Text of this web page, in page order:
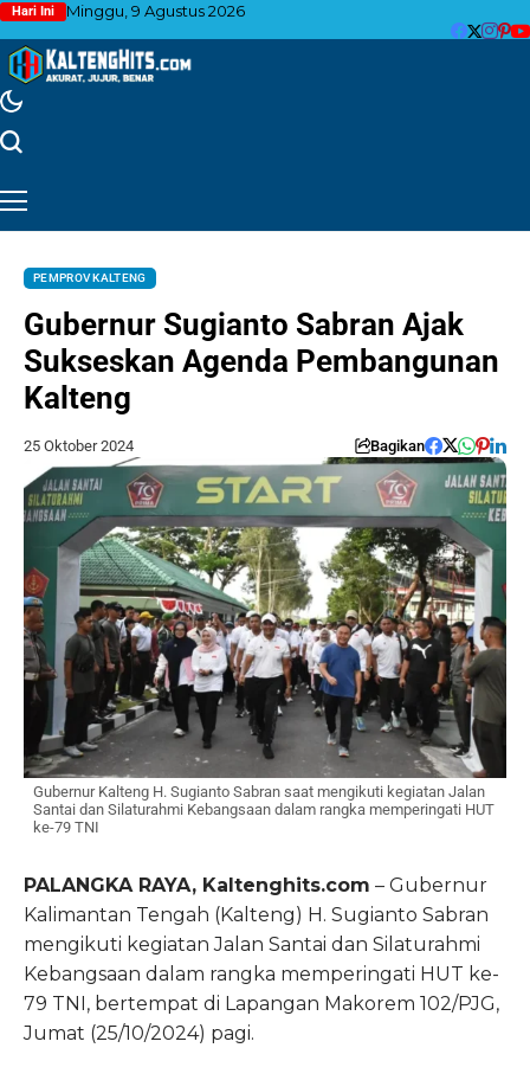
Hari Ini Minggu, 9 Agustus 2026
PEMPROV KALTENG
Gubernur Sugianto Sabran Ajak
Sukseskan Agenda Pembangunan
Kalteng
25 Oktober 2024 Bagikan
Gubernur Kalteng H. Sugianto Sabran saat mengikuti kegiatan Jalan
Santai dan Silaturahmi Kebangsaan dalam rangka memperingati HUT
ke-79 TNI
PALANGKA RAYA, Kaltenghits.com – Gubernur
Kalimantan Tengah (Kalteng) H. Sugianto Sabran
mengikuti kegiatan Jalan Santai dan Silaturahmi
Kebangsaan dalam rangka memperingati HUT ke-
79 TNI, bertempat di Lapangan Makorem 102/PJG,
Jumat (25/10/2024) pagi.